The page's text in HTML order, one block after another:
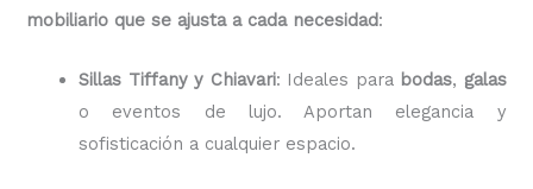
mobiliario que se ajusta a cada necesidad:
Sillas Tiffany y Chiavari: Ideales para bodas, galas
o eventos de lujo. Aportan elegancia y
sofisticación a cualquier espacio.